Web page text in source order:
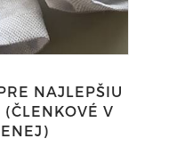
NAJLEPŠIU
V